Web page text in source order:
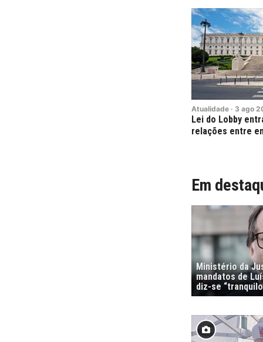
Atualidade · 3 ago
Lei do Lobby
relações entre
Em
Ministério da
mandatos de
diz-se